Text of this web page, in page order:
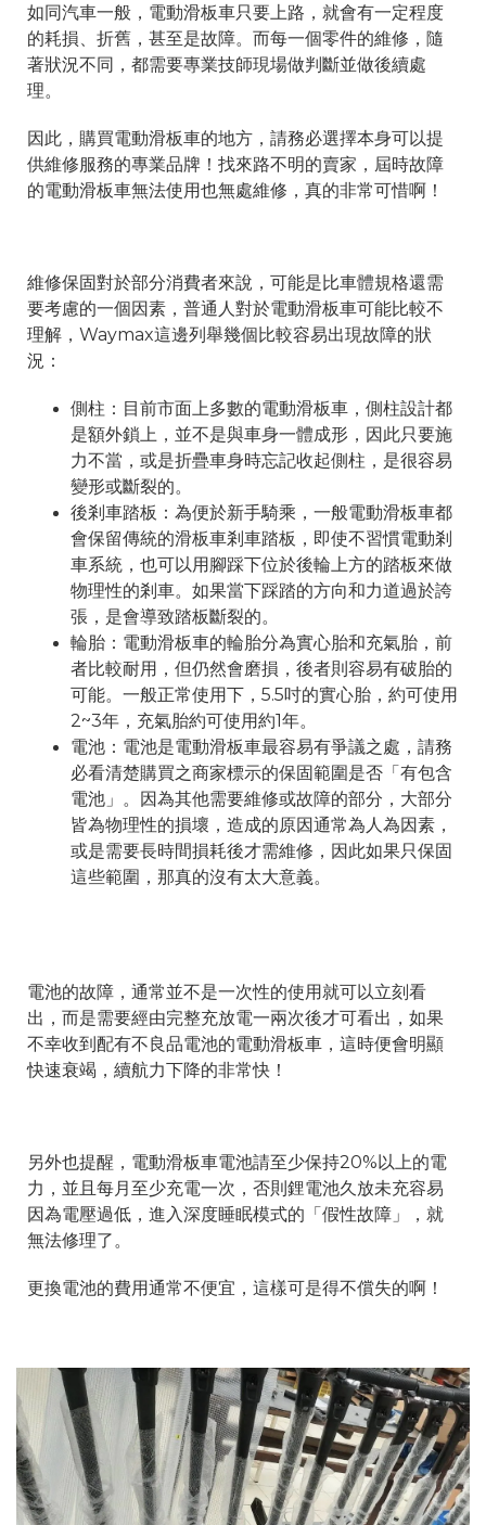
如同汽車一般，電動滑板車只要上路，就會有一定程度
的耗損、折舊，甚至是故障。而每一個零件的維修，隨
著狀況不同，都需要專業技師現場做判斷並做後續處
理。
因此，購買電動滑板車的地方，請務必選擇本身可以提
供維修服務的專業品牌！找來路不明的賣家，屆時故障
的電動滑板車無法使用也無處維修，真的非常可惜啊！
維修保固對於部分消費者來說，可能是比車體規格還需
要考慮的一個因素，普通人對於電動滑板車可能比較不
理解，Waymax這邊列舉幾個比較容易出現故障的狀
況：
側柱：目前市面上多數的電動滑板車，側柱設計都
是額外鎖上，並不是與車身一體成形，因此只要施
力不當，或是折疊車身時忘記收起側柱，是很容易
變形或斷裂的。
後剎車踏板：為便於新手騎乘，一般電動滑板車都
會保留傳統的滑板車剎車踏板，即使不習慣電動剎
車系統，也可以用腳踩下位於後輪上方的踏板來做
物理性的剎車。如果當下踩踏的方向和力道過於誇
張，是會導致踏板斷裂的。
輪胎：電動滑板車的輪胎分為實心胎和充氣胎，前
者比較耐用，但仍然會磨損，後者則容易有破胎的
可能。一般正常使用下，5.5吋的實心胎，約可使用
2~3年，充氣胎約可使用約1年。
電池：電池是電動滑板車最容易有爭議之處，請務
必看清楚購買之商家標示的保固範圍是否「有包含
電池」。因為其他需要維修或故障的部分，大部分
皆為物理性的損壞，造成的原因通常為人為因素，
或是需要長時間損耗後才需維修，因此如果只保固
這些範圍，那真的沒有太大意義。
電池的故障，通常並不是一次性的使用就可以立刻看
出，而是需要經由完整充放電一兩次後才可看出，如果
不幸收到配有不良品電池的電動滑板車，這時便會明顯
快速衰竭， 續航力下降的非常快！
另外也提醒，電動滑板車電池請至少保持20%以上的電
力，並且每月至少充電一次，否則鋰電池久放未充容易
因為電壓過低，進入深度睡眠模式的「假性故障」，就
無法修理了。
更換電池的費用通常不便宜，這樣可是得不償失的啊！